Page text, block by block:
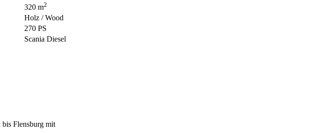
320 m2
Holz / Wood
270 PS
Scania Diesel
bis Flensburg mit